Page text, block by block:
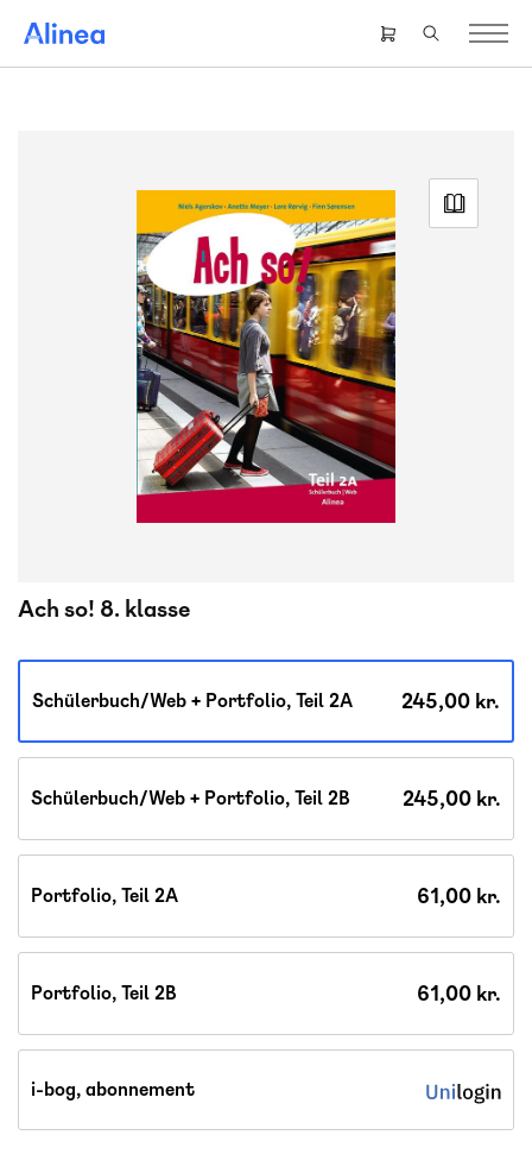
hovedindhold
Header
right
Ach so! 8. klasse
Schülerbuch/Web + Portfolio, Teil 2A 245,00 kr.
Schülerbuch/Web + Portfolio, Teil 2B 245,00 kr.
Portfolio, Teil 2A 61,00 kr.
Portfolio, Teil 2B 61,00 kr.
i-bog, abonnement